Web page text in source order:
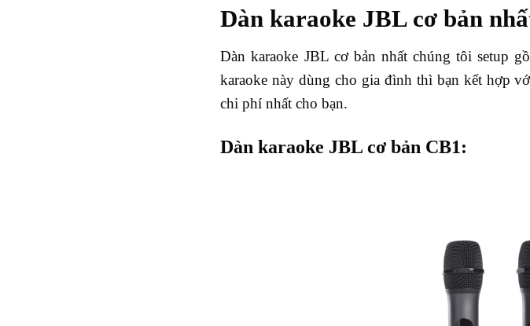
Dàn karaoke JBL cơ bản
Dàn karaoke JBL cơ bản nhất chúng tôi setup
karaoke này dùng cho gia đình thì bạn kết hợp
chi phí nhất cho bạn.
Dàn karaoke JBL cơ bản CB1: